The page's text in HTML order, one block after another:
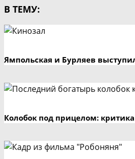
В ТЕМУ:
Ямпольская и Бурляев
Колобок под прицелом: